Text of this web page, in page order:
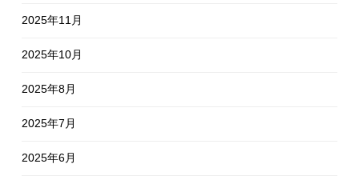
2025年11月
2025年10月
2025年8月
2025年7月
2025年6月